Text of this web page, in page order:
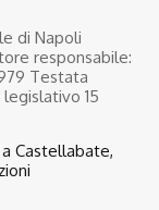
di Napoli
responsabile:
Testata
15
Castellabate,